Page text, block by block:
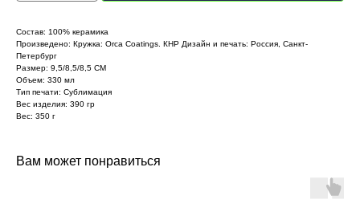
Состав: 100% керамика
Произведено: Кружка: Orca Coatings. КНР Дизайн и печать: Россия, Санкт-
Петербург
Размер: 9,5/8,5/8,5 СМ
Объем: 330 мл
Тип печати: Сублимация
Вес изделия: 390 гр
Вес: 350 г
Вам может понравиться